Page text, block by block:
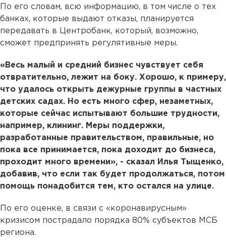
По его словам, всю информацию, в том числе о тех
банках, которые выдают отказы, планируется
передавать в Центробанк, который, возможно,
сможет предпринять регулятивные меры.
«Весь малый и средний бизнес чувствует себя
отвратительно, лежит на боку. Хорошо, к примеру,
что удалось открыть дежурные группы в частных
детских садах. Но есть много сфер, незаметных,
которые сейчас испытывают большие трудности,
например, клининг. Меры поддержки,
разработанные правительством, правильные, но
пока все принимается, пока доходит до бизнеса,
проходит много времени», - сказал Илья Тыщенко,
добавив, что если так будет продолжаться, потом
помощь понадобится тем, кто остался на улице.
По его оценке, в связи с «коронавирусным»
кризисом пострадало порядка 80% субъектов МСБ
региона.